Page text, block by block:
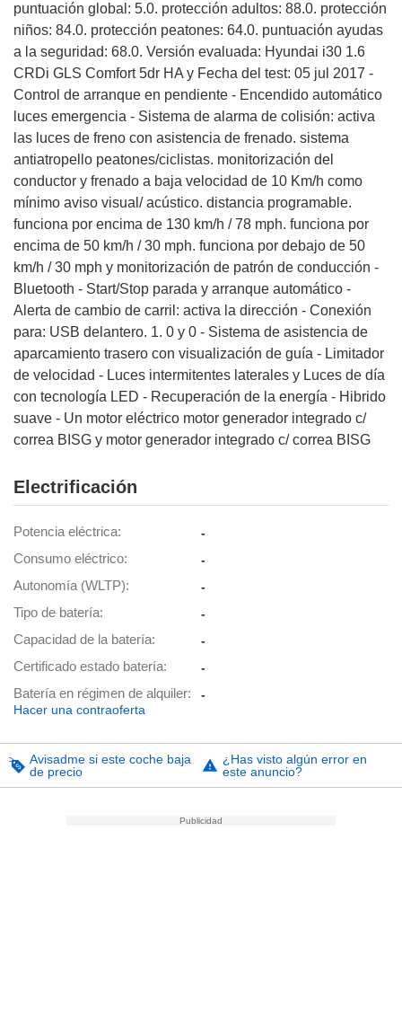
puntuación global: 5.0. protección adultos: 88.0. protección
niños: 84.0. protección peatones: 64.0. puntuación ayudas
a la seguridad: 68.0. Versión evaluada: Hyundai i30 1.6
CRDi GLS Comfort 5dr HA y Fecha del test: 05 jul 2017 -
Control de arranque en pendiente - Encendido automático
luces emergencia - Sistema de alarma de colisión: activa
las luces de freno con asistencia de frenado. sistema
antiatropello peatones/ciclistas. monitorización del
conductor y frenado a baja velocidad de 10 Km/h como
mínimo aviso visual/ acústico. distancia programable.
funciona por encima de 130 km/h / 78 mph. funciona por
encima de 50 km/h / 30 mph. funciona por debajo de 50
km/h / 30 mph y monitorización de patrón de conducción -
Bluetooth - Start/Stop parada y arranque automático -
Alerta de cambio de carril: activa la dirección - Conexión
para: USB delantero. 1. 0 y 0 - Sistema de asistencia de
aparcamiento trasero con visualización de guía - Limitador
de velocidad - Luces intermitentes laterales y Luces de día
con tecnología LED - Recuperación de la energía - Hibrido
suave - Un motor eléctrico motor generador integrado c/
correa BISG y motor generador integrado c/ correa BISG
Electrificación
Potencia eléctrica -
Consumo eléctrico -
Autonomía (WLTP) -
Tipo de batería -
Capacidad de la batería -
Certificado estado batería -
Batería en régimen de alquiler
-
Hacer una contraoferta
Avisadme si este coche baja
de precio
¿Has visto algún error en
este anuncio?